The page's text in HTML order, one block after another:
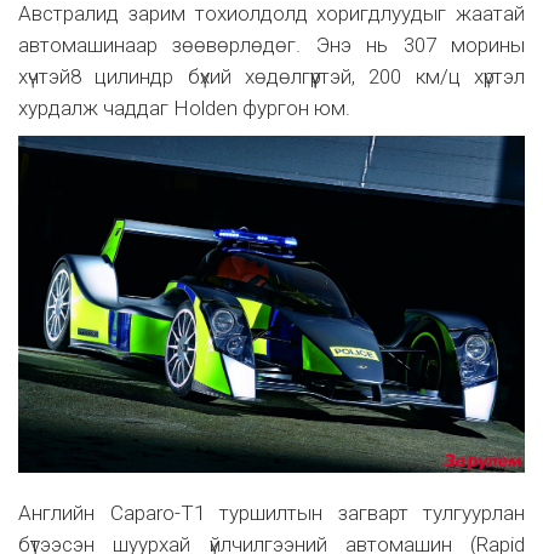
Австралид зарим тохиолдолд хоригдлуудыг жаатай
автомашинаар зөөвөрлөдөг. Энэ нь 307 морины
хүчтэй8 цилиндр бүхий хөдөлгүүртэй, 200 км/ц хүртэл
хурдалж чаддаг Holden фургон юм.
Английн Caparo-T1 туршилтын загварт тулгуурлан
бүтээсэн шуурхай үйлчилгээний автомашин (Rapid